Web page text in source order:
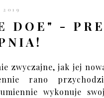
2019
DOE" -
zwyczajne, jak jej
rano
wykonuje